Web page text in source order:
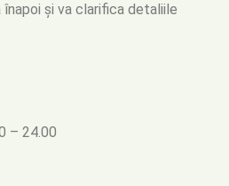
înapoi și va clarifica detaliile
– 24.00